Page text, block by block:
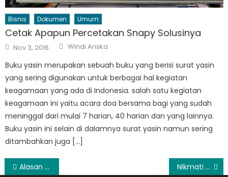
Bisnis Dokumen Umum
Cetak Apapun Percetakan Snapy Solusinya
Posted
on
Nov 3, 2016 Author
Windi Ariska
Buku yasin merupakan sebuah buku yang berisi surat yasin
yang sering digunakan untuk berbagai hal kegiatan
keagamaan yang ada di Indonesia. salah satu kegiatan
keagamaan ini yaitu acara doa bersama bagi yang sudah
meninggal dari mulai 7 harian, 40 harian dan yang lainnya.
Buku yasin ini selain di dalamnya surat yasin namun sering
ditambahkan juga […]
Post
Alasan Pentingnya Belajar Bahasa Inggris Nikmati Fitur Tercanggih Modem Andromax M3S